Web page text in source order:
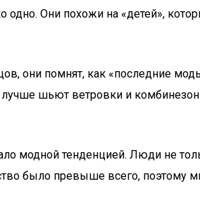
Они похожи на «детей»,
они помнят, как «последние
шьют ветровки и
модной тенденцией. Люди не
было превыше всего, поэтому